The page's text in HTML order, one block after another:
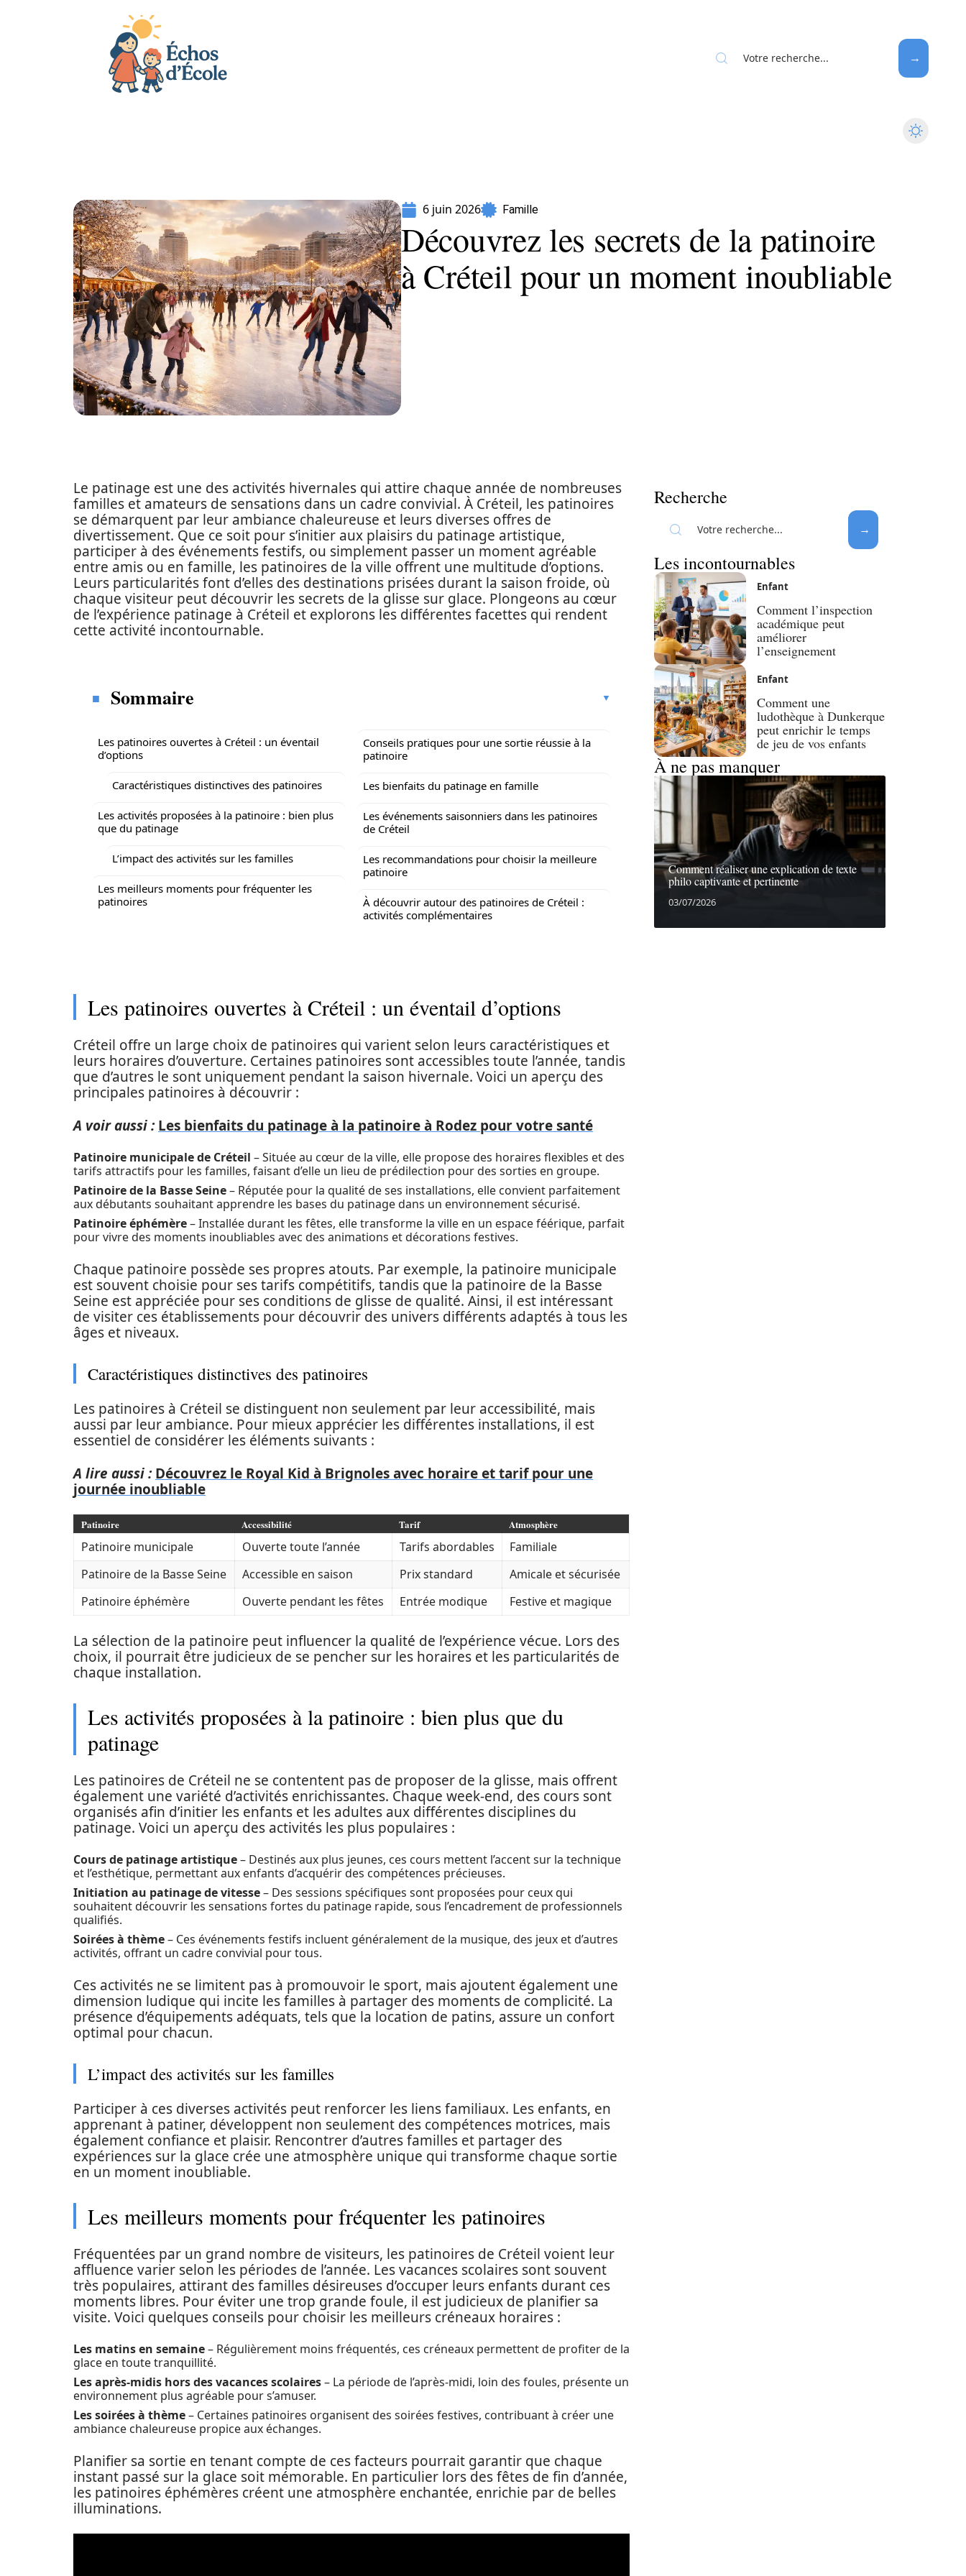
6 juin 2026 Famille
Découvrez les secrets de la patinoire
à Créteil pour un moment inoubliable
Le patinage est une des activités hivernales qui attire chaque année de nombreuses
familles et amateurs de sensations dans un cadre convivial. À Créteil, les patinoires
se démarquent par leur ambiance chaleureuse et leurs diverses offres de
divertissement. Que ce soit pour s’initier aux plaisirs du patinage artistique,
participer à des événements festifs, ou simplement passer un moment agréable
entre amis ou en famille, les patinoires de la ville offrent une multitude d’options.
Leurs particularités font d’elles des destinations prisées durant la saison froide, où
chaque visiteur peut découvrir les secrets de la glisse sur glace. Plongeons au cœur
de l’expérience patinage à Créteil et explorons les différentes facettes qui rendent
cette activité incontournable.
Sommaire
Les patinoires ouvertes à Créteil : un éventail
d’options
Caractéristiques distinctives des patinoires
Les activités proposées à la patinoire : bien plus
que du patinage
L’impact des activités sur les familles
Les meilleurs moments pour fréquenter les
patinoires
Conseils pratiques pour une sortie réussie à la
patinoire
Les bienfaits du patinage en famille
Les événements saisonniers dans les patinoires
de Créteil
Les recommandations pour choisir la meilleure
patinoire
À découvrir autour des patinoires de Créteil :
activités complémentaires
Les patinoires ouvertes à Créteil : un éventail d’options
Créteil offre un large choix de patinoires qui varient selon leurs caractéristiques et
leurs horaires d’ouverture. Certaines patinoires sont accessibles toute l’année, tandis
que d’autres le sont uniquement pendant la saison hivernale. Voici un aperçu des
principales patinoires à découvrir :
A voir aussi : Les bienfaits du patinage à la patinoire à Rodez pour votre santé
Patinoire municipale de Créteil – Située au cœur de la ville, elle propose des horaires flexibles et des
tarifs attractifs pour les familles, faisant d’elle un lieu de prédilection pour des sorties en groupe.
Patinoire de la Basse Seine– Réputée pour la qualité de ses installations, elle convient parfaitement
aux débutants souhaitant apprendre les bases du patinage dans un environnement sécurisé.
Patinoire éphémère– Installée durant les fêtes, elle transforme la ville en un espace féérique, parfait
pour vivre des moments inoubliables avec des animations et décorations festives.
Chaque patinoire possède ses propres atouts. Par exemple, la patinoire municipale
est souvent choisie pour ses tarifs compétitifs, tandis que la patinoire de la Basse
Seine est appréciée pour ses conditions de glisse de qualité. Ainsi, il est intéressant
de visiter ces établissements pour découvrir des univers différents adaptés à tous les
âges et niveaux.
Caractéristiques distinctives des patinoires
Les patinoires à Créteil se distinguent non seulement par leur accessibilité, mais
aussi par leur ambiance. Pour mieux apprécier les différentes installations, il est
essentiel de considérer les éléments suivants :
A lire aussi : Découvrez le Royal Kid à Brignoles avec horaire et tarif pour une
journée inoubliable
Patinoire Accessibilité Tarif Atmosphère
Patinoire municipale Ouverte toute l’année Tarifs abordables
Familiale
Patinoire de la Basse Seine
Accessible en saison Prix standard
Amicale et sécurisée
Patinoire éphémère
Ouverte pendant les fêtes Entrée modique Festive et magique
La sélection de la patinoire peut influencer la qualité de l’expérience vécue. Lors des
choix, il pourrait être judicieux de se pencher sur les horaires et les particularités de
chaque installation.
Les activités proposées à la patinoire : bien plus que du
patinage
Les patinoires de Créteil ne se contentent pas de proposer de la glisse, mais offrent
également une variété d’activités enrichissantes. Chaque week-end, des cours sont
organisés afin d’initier les enfants et les adultes aux différentes disciplines du
patinage. Voici un aperçu des activités les plus populaires :
Cours de patinage artistique– Destinés aux plus jeunes, ces cours mettent l’accent sur la technique
et l’esthétique, permettant aux enfants d’acquérir des compétences précieuses.
Initiation au patinage de vitesse– Des sessions spécifiques sont proposées pour ceux qui
souhaitent découvrir les sensations fortes du patinage rapide, sous l’encadrement de professionnels
qualifiés.
Soirées à thème– Ces événements festifs incluent généralement de la musique, des jeux et d’autres
activités, offrant un cadre convivial pour tous.
Ces activités ne se limitent pas à promouvoir le sport, mais ajoutent également une
dimension ludique qui incite les familles à partager des moments de complicité. La
présence d’équipements adéquats, tels que la location de patins, assure un confort
optimal pour chacun.
L’impact des activités sur les familles
Participer à ces diverses activités peut renforcer les liens familiaux. Les enfants, en
apprenant à patiner, développent non seulement des compétences motrices, mais
également confiance et plaisir. Rencontrer d’autres familles et partager des
expériences sur la glace crée une atmosphère unique qui transforme chaque sortie
en un moment inoubliable.
Les meilleurs moments pour fréquenter les patinoires
Fréquentées par un grand nombre de visiteurs, les patinoires de Créteil voient leur
affluence varier selon les périodes de l’année. Les vacances scolaires sont souvent
très populaires, attirant des familles désireuses d’occuper leurs enfants durant ces
moments libres. Pour éviter une trop grande foule, il est judicieux de planifier sa
visite. Voici quelques conseils pour choisir les meilleurs créneaux horaires :
Les matins en semaine– Régulièrement moins fréquentés, ces créneaux permettent de profiter de la
glace en toute tranquillité.
Les après-midis hors des vacances scolaires– La période de l’après-midi, loin des foules, présente un
environnement plus agréable pour s’amuser.
Les soirées à thème– Certaines patinoires organisent des soirées festives, contribuant à créer une
ambiance chaleureuse propice aux échanges.
Planifier sa sortie en tenant compte de ces facteurs pourrait garantir que chaque
instant passé sur la glace soit mémorable. En particulier lors des fêtes de fin d’année,
les patinoires éphémères créent une atmosphère enchantée, enrichie par de belles
illuminations.
Recherche
Les incontournables
Enfant
Comment l’inspection
académique peut
améliorer
l’enseignement
Enfant
Comment une
ludothèque à Dunkerque
peut enrichir le temps
de jeu de vos enfants
À ne pas manquer
Comment réaliser une explication de texte
philo captivante et pertinente
03/07/2026